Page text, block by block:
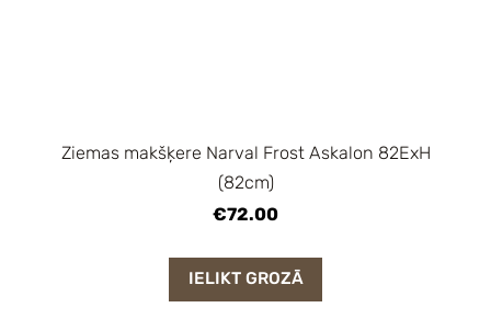
Ziemas makšķere Narval Frost Askalon 82ExH
(82cm)
€72.00
IELIKT GROZĀ